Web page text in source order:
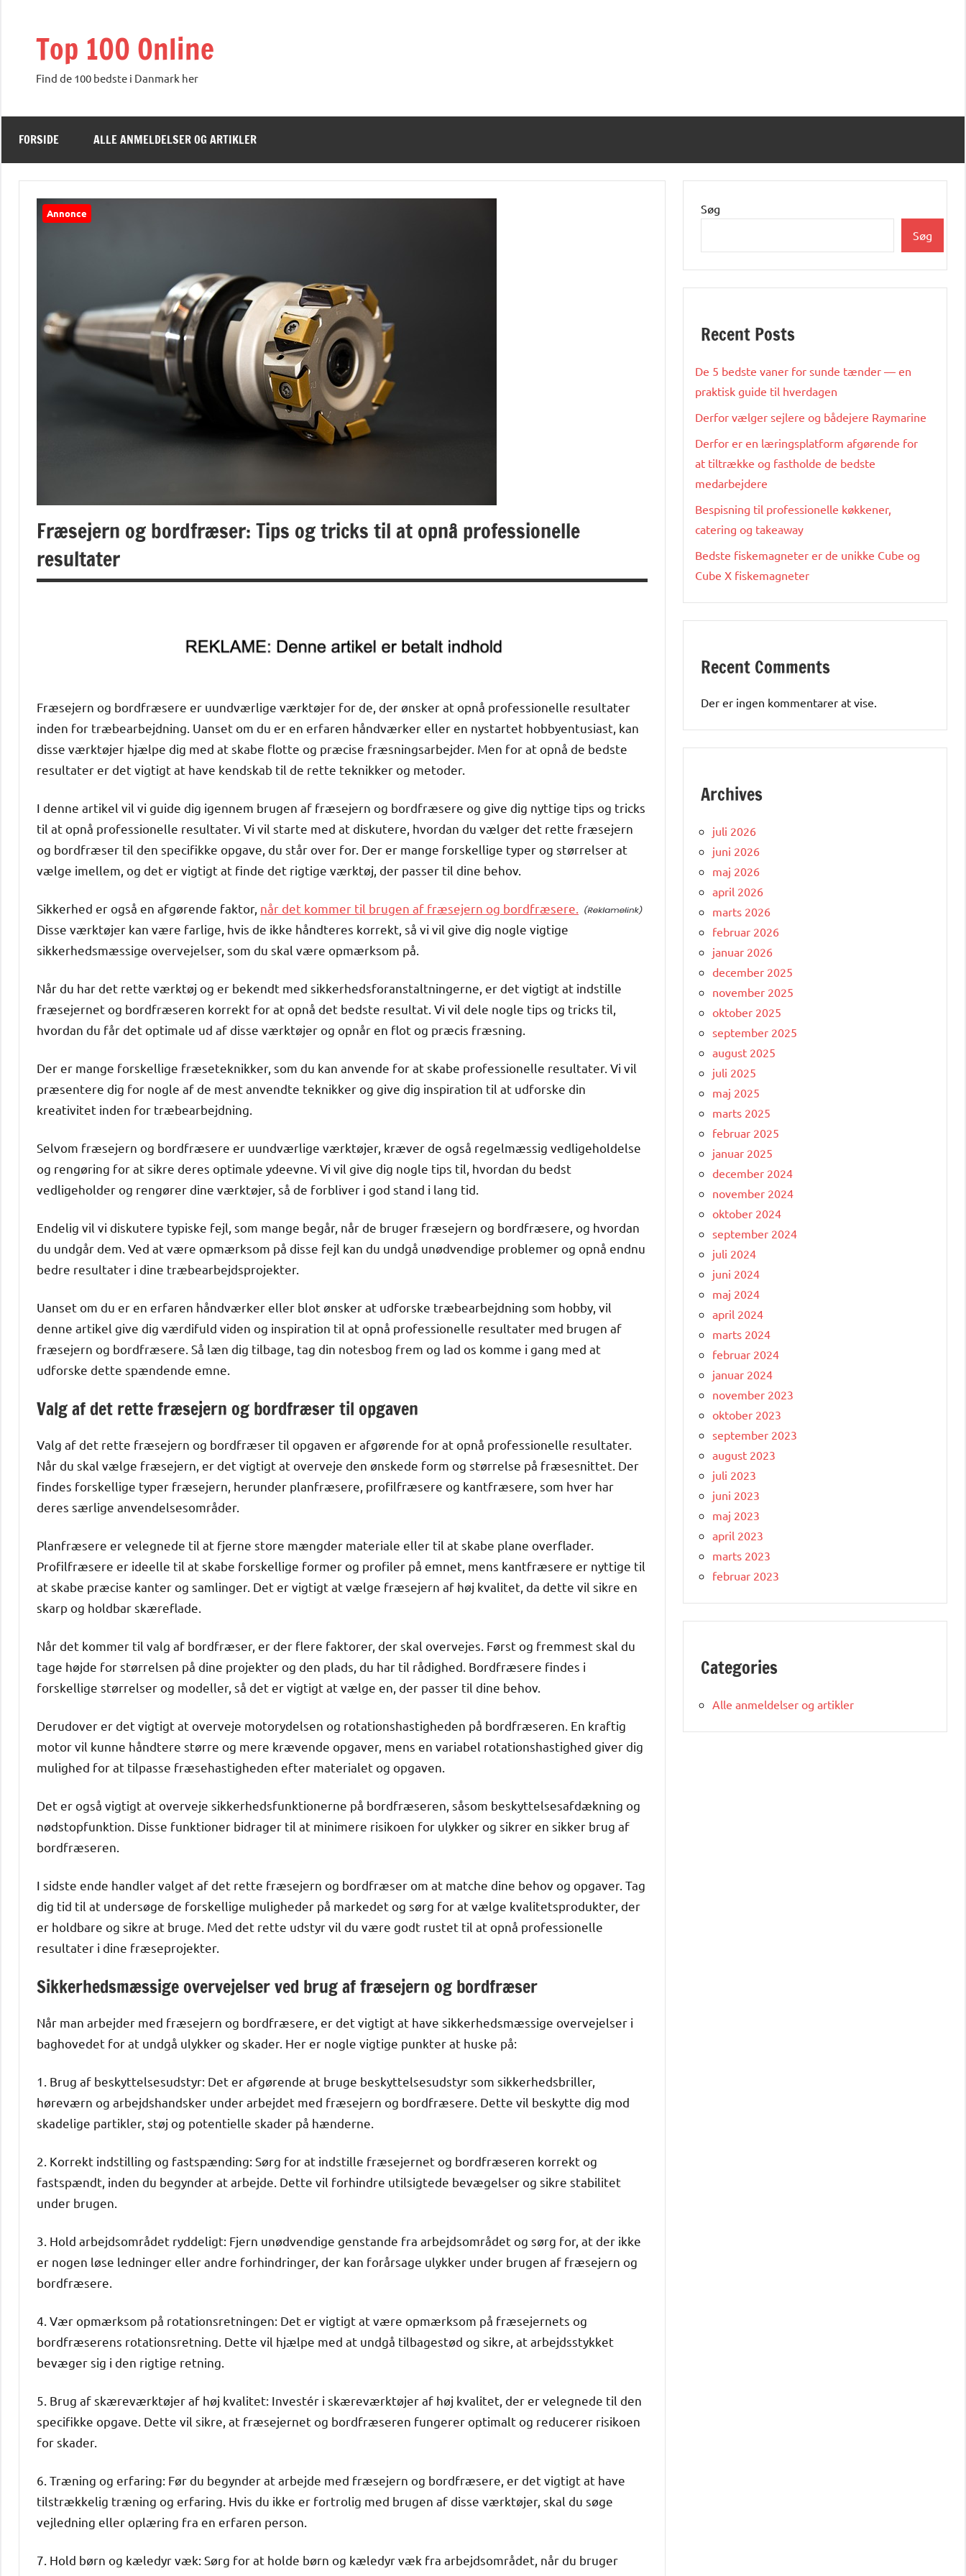
Top 100 Online
Find de 100 bedste i Danmark her
FORSIDE ALLE ANMELDELSER OG ARTIKLER
Annonce
Fræsejern og bordfræser: Tips og tricks til at opnå professionelle
resultater
Fræsejern og bordfræsere er uundværlige værktøjer for de, der ønsker at opnå professionelle resultater
inden for træbearbejdning. Uanset om du er en erfaren håndværker eller en nystartet hobbyentusiast, kan
disse værktøjer hjælpe dig med at skabe flotte og præcise fræsningsarbejder. Men for at opnå de bedste
resultater er det vigtigt at have kendskab til de rette teknikker og metoder.
I denne artikel vil vi guide dig igennem brugen af fræsejern og bordfræsere og give dig nyttige tips og tricks
til at opnå professionelle resultater. Vi vil starte med at diskutere, hvordan du vælger det rette fræsejern
og bordfræser til den specifikke opgave, du står over for. Der er mange forskellige typer og størrelser at
vælge imellem, og det er vigtigt at finde det rigtige værktøj, der passer til dine behov.
Sikkerhed er også en afgørende faktor, når det kommer til brugen af fræsejern og bordfræsere.
Disse værktøjer kan være farlige, hvis de ikke håndteres korrekt, så vi vil give dig nogle vigtige
sikkerhedsmæssige overvejelser, som du skal være opmærksom på.
Når du har det rette værktøj og er bekendt med sikkerhedsforanstaltningerne, er det vigtigt at indstille
fræsejernet og bordfræseren korrekt for at opnå det bedste resultat. Vi vil dele nogle tips og tricks til,
hvordan du får det optimale ud af disse værktøjer og opnår en flot og præcis fræsning.
Der er mange forskellige fræseteknikker, som du kan anvende for at skabe professionelle resultater. Vi vil
præsentere dig for nogle af de mest anvendte teknikker og give dig inspiration til at udforske din
kreativitet inden for træbearbejdning.
Selvom fræsejern og bordfræsere er uundværlige værktøjer, kræver de også regelmæssig vedligeholdelse
og rengøring for at sikre deres optimale ydeevne. Vi vil give dig nogle tips til, hvordan du bedst
vedligeholder og rengører dine værktøjer, så de forbliver i god stand i lang tid.
Endelig vil vi diskutere typiske fejl, som mange begår, når de bruger fræsejern og bordfræsere, og hvordan
du undgår dem. Ved at være opmærksom på disse fejl kan du undgå unødvendige problemer og opnå endnu
bedre resultater i dine træbearbejdsprojekter.
Uanset om du er en erfaren håndværker eller blot ønsker at udforske træbearbejdning som hobby, vil
denne artikel give dig værdifuld viden og inspiration til at opnå professionelle resultater med brugen af
fræsejern og bordfræsere. Så læn dig tilbage, tag din notesbog frem og lad os komme i gang med at
udforske dette spændende emne.
Valg af det rette fræsejern og bordfræser til opgaven
Valg af det rette fræsejern og bordfræser til opgaven er afgørende for at opnå professionelle resultater.
Når du skal vælge fræsejern, er det vigtigt at overveje den ønskede form og størrelse på fræsesnittet. Der
findes forskellige typer fræsejern, herunder planfræsere, profilfræsere og kantfræsere, som hver har
deres særlige anvendelsesområder.
Planfræsere er velegnede til at fjerne store mængder materiale eller til at skabe plane overflader.
Profilfræsere er ideelle til at skabe forskellige former og profiler på emnet, mens kantfræsere er nyttige til
at skabe præcise kanter og samlinger. Det er vigtigt at vælge fræsejern af høj kvalitet, da dette vil sikre en
skarp og holdbar skæreflade.
Når det kommer til valg af bordfræser, er der flere faktorer, der skal overvejes. Først og fremmest skal du
tage højde for størrelsen på dine projekter og den plads, du har til rådighed. Bordfræsere findes i
forskellige størrelser og modeller, så det er vigtigt at vælge en, der passer til dine behov.
Derudover er det vigtigt at overveje motorydelsen og rotationshastigheden på bordfræseren. En kraftig
motor vil kunne håndtere større og mere krævende opgaver, mens en variabel rotationshastighed giver dig
mulighed for at tilpasse fræsehastigheden efter materialet og opgaven.
Det er også vigtigt at overveje sikkerhedsfunktionerne på bordfræseren, såsom beskyttelsesafdækning og
nødstopfunktion. Disse funktioner bidrager til at minimere risikoen for ulykker og sikrer en sikker brug af
bordfræseren.
I sidste ende handler valget af det rette fræsejern og bordfræser om at matche dine behov og opgaver. Tag
dig tid til at undersøge de forskellige muligheder på markedet og sørg for at vælge kvalitetsprodukter, der
er holdbare og sikre at bruge. Med det rette udstyr vil du være godt rustet til at opnå professionelle
resultater i dine fræseprojekter.
Sikkerhedsmæssige overvejelser ved brug af fræsejern og bordfræser
Når man arbejder med fræsejern og bordfræsere, er det vigtigt at have sikkerhedsmæssige overvejelser i
baghovedet for at undgå ulykker og skader. Her er nogle vigtige punkter at huske på:
1. Brug af beskyttelsesudstyr: Det er afgørende at bruge beskyttelsesudstyr som sikkerhedsbriller,
høreværn og arbejdshandsker under arbejdet med fræsejern og bordfræsere. Dette vil beskytte dig mod
skadelige partikler, støj og potentielle skader på hænderne.
2. Korrekt indstilling og fastspænding: Sørg for at indstille fræsejernet og bordfræseren korrekt og
fastspændt, inden du begynder at arbejde. Dette vil forhindre utilsigtede bevægelser og sikre stabilitet
under brugen.
3. Hold arbejdsområdet ryddeligt: Fjern unødvendige genstande fra arbejdsområdet og sørg for, at der ikke
er nogen løse ledninger eller andre forhindringer, der kan forårsage ulykker under brugen af fræsejern og
bordfræsere.
4. Vær opmærksom på rotationsretningen: Det er vigtigt at være opmærksom på fræsejernets og
bordfræserens rotationsretning. Dette vil hjælpe med at undgå tilbagestød og sikre, at arbejdsstykket
bevæger sig i den rigtige retning.
5. Brug af skæreværktøjer af høj kvalitet: Investér i skæreværktøjer af høj kvalitet, der er velegnede til den
specifikke opgave. Dette vil sikre, at fræsejernet og bordfræseren fungerer optimalt og reducerer risikoen
for skader.
6. Træning og erfaring: Før du begynder at arbejde med fræsejern og bordfræsere, er det vigtigt at have
tilstrækkelig træning og erfaring. Hvis du ikke er fortrolig med brugen af disse værktøjer, skal du søge
vejledning eller oplæring fra en erfaren person.
7. Hold børn og kæledyr væk: Sørg for at holde børn og kæledyr væk fra arbejdsområdet, når du bruger
Søg
Søg
Recent Posts
De 5 bedste vaner for sunde tænder — en
praktisk guide til hverdagen
Derfor vælger sejlere og bådejere Raymarine
Derfor er en læringsplatform afgørende for
at tiltrække og fastholde de bedste
medarbejdere
Bespisning til professionelle køkkener,
catering og takeaway
Bedste fiskemagneter er de unikke Cube og
Cube X fiskemagneter
Recent Comments
Der er ingen kommentarer at vise.
Archives
juli 2026
juni 2026
maj 2026
april 2026
marts 2026
februar 2026
januar 2026
december 2025
november 2025
oktober 2025
september 2025
august 2025
juli 2025
maj 2025
marts 2025
februar 2025
januar 2025
december 2024
november 2024
oktober 2024
september 2024
juli 2024
juni 2024
maj 2024
april 2024
marts 2024
februar 2024
januar 2024
november 2023
oktober 2023
september 2023
august 2023
juli 2023
juni 2023
maj 2023
april 2023
marts 2023
februar 2023
Categories
Alle anmeldelser og artikler